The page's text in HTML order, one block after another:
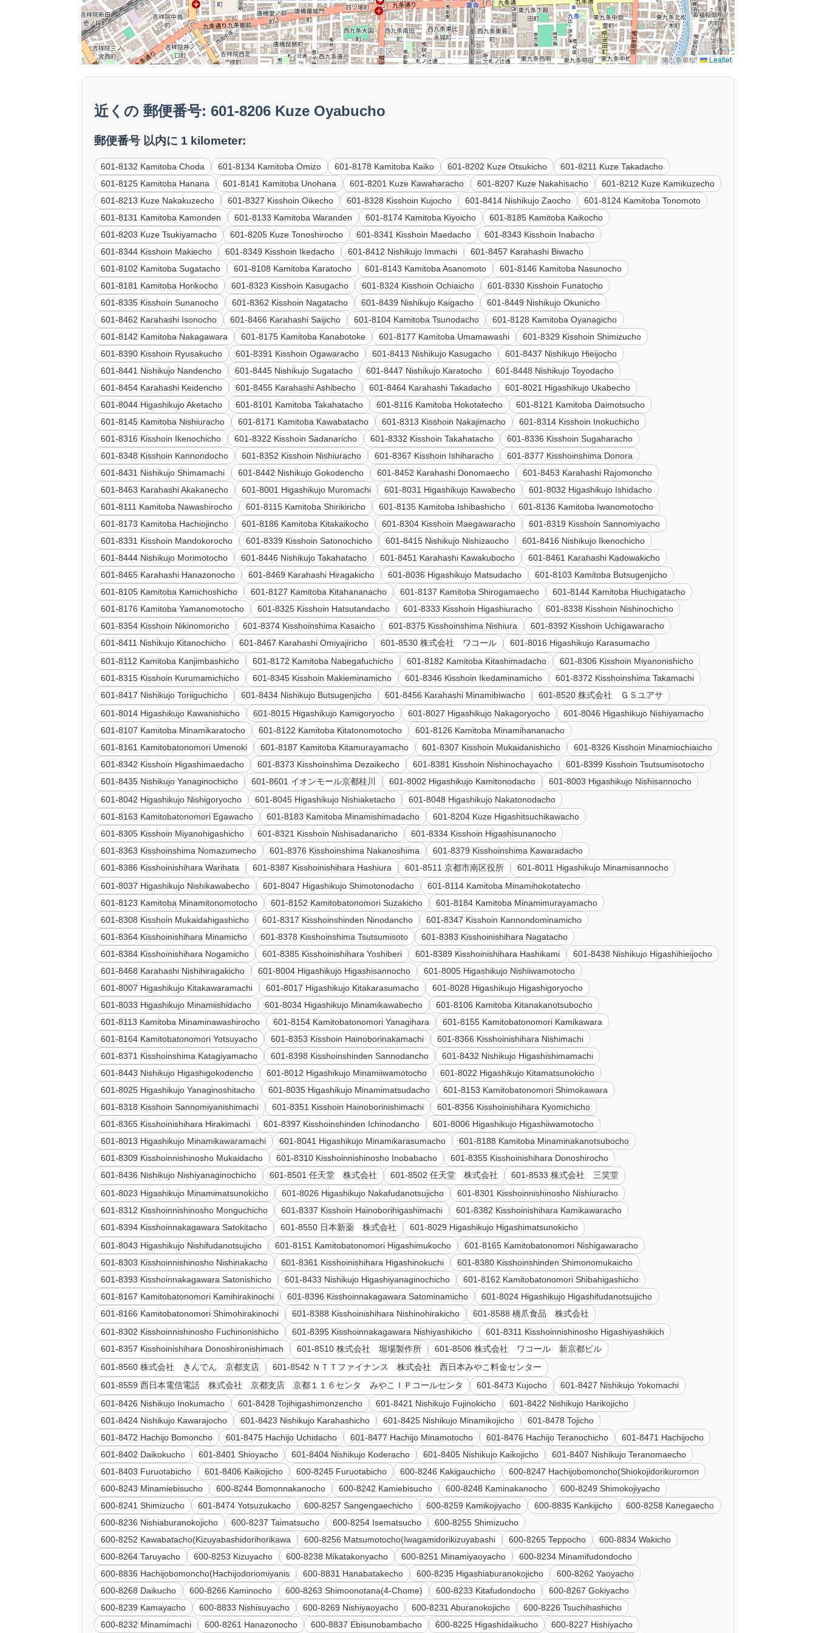
Leaflet
近くの 郵便番号: 601-8206 Kuze Oyabucho
郵便番号 以内に 1 kilometer:
601-8132 Kamitoba Choda 601-8134 Kamitoba Omizo 601-8178 Kamitoba Kaiko 601-8202 Kuze Otsukicho
601-8211 Kuze Takadacho
601-8125 Kamitoba Hanana
601-8141 Kamitoba Unohana 601-8201 Kuze Kawaharacho 601-8207 Kuze Nakahisacho
601-8212 Kuze Kamikuzecho
601-8213 Kuze Nakakuzecho
601-8327 Kisshoin Oikecho 601-8328 Kisshoin Kujocho 601-8414 Nishikujo Zaocho
601-8124 Kamitoba Tonomoto
601-8131 Kamitoba Kamonden
601-8133 Kamitoba Waranden 601-8174 Kamitoba Kiyoicho
601-8185 Kamitoba Kaikocho
601-8203 Kuze Tsukiyamacho
601-8205 Kuze Tonoshirocho 601-8341 Kisshoin Maedacho
601-8343 Kisshoin Inabacho
601-8344 Kisshoin Makiecho
601-8349 Kisshoin Ikedacho 601-8412 Nishikujo Immachi
601-8457 Karahashi Biwacho
601-8102 Kamitoba Sugatacho
601-8108 Kamitoba Karatocho 601-8143 Kamitoba Asanomoto
601-8146 Kamitoba Nasunocho
601-8181 Kamitoba Horikocho
601-8323 Kisshoin Kasugacho 601-8324 Kisshoin Ochiaicho
601-8330 Kisshoin Funatocho
601-8335 Kisshoin Sunanocho
601-8362 Kisshoin Nagatacho 601-8439 Nishikujo Kaigacho
601-8449 Nishikujo Okunicho
601-8462 Karahashi Isonocho
601-8466 Karahashi Saijicho 601-8104 Kamitoba Tsunodacho
601-8128 Kamitoba Oyanagicho
601-8142 Kamitoba Nakagawara
601-8175 Kamitoba Kanabotoke 601-8177 Kamitoba Umamawashi
601-8329 Kisshoin Shimizucho
601-8390 Kisshoin Ryusakucho
601-8391 Kisshoin Ogawaracho 601-8413 Nishikujo Kasugacho
601-8437 Nishikujo Hieijocho
601-8441 Nishikujo Nandencho
601-8445 Nishikujo Sugatacho 601-8447 Nishikujo Karatocho
601-8448 Nishikujo Toyodacho
601-8454 Karahashi Keidencho
601-8455 Karahashi Ashibecho 601-8464 Karahashi Takadacho
601-8021 Higashikujo Ukabecho
601-8044 Higashikujo Aketacho
601-8101 Kamitoba Takahatacho 601-8116 Kamitoba Hokotatecho
601-8121 Kamitoba Daimotsucho
601-8145 Kamitoba Nishiuracho
601-8171 Kamitoba Kawabatacho 601-8313 Kisshoin Nakajimacho
601-8314 Kisshoin Inokuchicho
601-8316 Kisshoin Ikenochicho
601-8322 Kisshoin Sadanaricho 601-8332 Kisshoin Takahatacho
601-8336 Kisshoin Sugaharacho
601-8348 Kisshoin Kannondocho
601-8352 Kisshoin Nishiuracho 601-8367 Kisshoin Ishiharacho
601-8377 Kisshoinshima Donora
601-8431 Nishikujo Shimamachi
601-8442 Nishikujo Gokodencho 601-8452 Karahashi Donomaecho
601-8453 Karahashi Rajomoncho
601-8463 Karahashi Akakanecho
601-8001 Higashikujo Muromachi 601-8031 Higashikujo Kawabecho
601-8032 Higashikujo Ishidacho
601-8111 Kamitoba Nawashirocho
601-8115 Kamitoba Shirikiricho 601-8135 Kamitoba Ishibashicho
601-8136 Kamitoba Iwanomotocho
601-8173 Kamitoba Hachiojincho
601-8186 Kamitoba Kitakaikocho 601-8304 Kisshoin Maegawaracho
601-8319 Kisshoin Sannomiyacho
601-8331 Kisshoin Mandokorocho
601-8339 Kisshoin Satonochicho 601-8415 Nishikujo Nishizaocho
601-8416 Nishikujo Ikenochicho
601-8444 Nishikujo Morimotocho
601-8446 Nishikujo Takahatacho 601-8451 Karahashi Kawakubocho
601-8461 Karahashi Kadowakicho
601-8465 Karahashi Hanazonocho
601-8469 Karahashi Hiragakicho 601-8036 Higashikujo Matsudacho
601-8103 Kamitoba Butsugenjicho
601-8105 Kamitoba Kamichoshicho
601-8127 Kamitoba Kitahananacho 601-8137 Kamitoba Shirogamaecho
601-8144 Kamitoba Hiuchigatacho
601-8176 Kamitoba Yamanomotocho
601-8325 Kisshoin Hatsutandacho 601-8333 Kisshoin Higashiuracho
601-8338 Kisshoin Nishinochicho
601-8354 Kisshoin Nikinomoricho
601-8374 Kisshoinshima Kasaicho 601-8375 Kisshoinshima Nishiura
601-8392 Kisshoin Uchigawaracho
601-8411 Nishikujo Kitanochicho
601-8467 Karahashi Omiyajiricho 601-8530 株式会社 ワコール
601-8016 Higashikujo Karasumacho
601-8112 Kamitoba Kanjimbashicho
601-8172 Kamitoba Nabegafuchicho 601-8182 Kamitoba Kitashimadacho
601-8306 Kisshoin Miyanonishicho
601-8315 Kisshoin Kurumamichicho
601-8345 Kisshoin Makieminamicho 601-8346 Kisshoin Ikedaminamicho
601-8372 Kisshoinshima Takamachi
601-8417 Nishikujo Toriiguchicho
601-8434 Nishikujo Butsugenjicho 601-8456 Karahashi Minamibiwacho
601-8520 株式会社 ＧＳユアサ
601-8014 Higashikujo Kawanishicho
601-8015 Higashikujo Kamigoryocho 601-8027 Higashikujo Nakagoryocho
601-8046 Higashikujo Nishiyamacho
601-8107 Kamitoba Minamikaratocho
601-8122 Kamitoba Kitatonomotocho
601-8126 Kamitoba Minamihananacho
601-8161 Kamitobatonomori Umenoki
601-8187 Kamitoba Kitamurayamacho 601-8307 Kisshoin Mukaidanishicho
601-8326 Kisshoin Minamiochiaicho
601-8342 Kisshoin Higashimaedacho
601-8373 Kisshoinshima Dezaikecho 601-8381 Kisshoin Nishinochayacho
601-8399 Kisshoin Tsutsumisotocho
601-8435 Nishikujo Yanaginochicho
601-8601 イオンモール京都桂川 601-8002 Higashikujo Kamitonodacho
601-8003 Higashikujo Nishisannocho
601-8042 Higashikujo Nishigoryocho
601-8045 Higashikujo Nishiaketacho
601-8048 Higashikujo Nakatonodacho
601-8163 Kamitobatonomori Egawacho
601-8183 Kamitoba Minamishimadacho
601-8204 Kuze Higashitsuchikawacho
601-8305 Kisshoin Miyanohigashicho
601-8321 Kisshoin Nishisadanaricho
601-8334 Kisshoin Higashisunanocho
601-8363 Kisshoinshima Nomazumecho
601-8376 Kisshoinshima Nakanoshima
601-8379 Kisshoinshima Kawaradacho
601-8386 Kisshoinishihara Warihata
601-8387 Kisshoinishihara Hashiura 601-8511 京都市南区役所
601-8011 Higashikujo Minamisannocho
601-8037 Higashikujo Nishikawabecho
601-8047 Higashikujo Shimotonodacho
601-8114 Kamitoba Minamihokotatecho
601-8123 Kamitoba Minamitonomotocho
601-8152 Kamitobatonomori Suzakicho
601-8184 Kamitoba Minamimurayamacho
601-8308 Kisshoin Mukaidahigashicho
601-8317 Kisshoinshinden Ninodancho
601-8347 Kisshoin Kannondominamicho
601-8364 Kisshoinishihara Minamicho
601-8378 Kisshoinshima Tsutsumisoto
601-8383 Kisshoinishihara Nagatacho
601-8384 Kisshoinishihara Nogamicho
601-8385 Kisshoinishihara Yoshiberi 601-8389 Kisshoinishihara Hashikami
601-8438 Nishikujo Higashihieijocho
601-8468 Karahashi Nishihiragakicho
601-8004 Higashikujo Higashisannocho
601-8005 Higashikujo Nishiiwamotocho
601-8007 Higashikujo Kitakawaramachi
601-8017 Higashikujo Kitakarasumacho
601-8028 Higashikujo Higashigoryocho
601-8033 Higashikujo Minamiishidacho
601-8034 Higashikujo Minamikawabecho
601-8106 Kamitoba Kitanakanotsubocho
601-8113 Kamitoba Minaminawashirocho
601-8154 Kamitobatonomori Yanagihara
601-8155 Kamitobatonomori Kamikawara
601-8164 Kamitobatonomori Yotsuyacho
601-8353 Kisshoin Hainoborinakamachi
601-8366 Kisshoinishihara Nishimachi
601-8371 Kisshoinshima Katagiyamacho
601-8398 Kisshoinshinden Sannodancho
601-8432 Nishikujo Higashishimamachi
601-8443 Nishikujo Higashigokodencho
601-8012 Higashikujo Minamiiwamotocho
601-8022 Higashikujo Kitamatsunokicho
601-8025 Higashikujo Yanaginoshitacho
601-8035 Higashikujo Minamimatsudacho
601-8153 Kamitobatonomori Shimokawara
601-8318 Kisshoin Sannomiyanishimachi
601-8351 Kisshoin Hainoborinishimachi
601-8356 Kisshoinishihara Kyomichicho
601-8365 Kisshoinishihara Hirakimachi
601-8397 Kisshoinshinden Ichinodancho
601-8006 Higashikujo Higashiiwamotocho
601-8013 Higashikujo Minamikawaramachi
601-8041 Higashikujo Minamikarasumacho
601-8188 Kamitoba Minaminakanotsubocho
601-8309 Kisshoinnishinosho Mukaidacho
601-8310 Kisshoinnishinosho Inobabacho
601-8355 Kisshoinishihara Donoshirocho
601-8436 Nishikujo Nishiyanaginochicho
601-8501 任天堂 株式会社 601-8502 任天堂 株式会社
601-8533 株式会社 三笑堂
601-8023 Higashikujo Minamimatsunokicho
601-8026 Higashikujo Nakafudanotsujicho
601-8301 Kisshoinnishinosho Nishiuracho
601-8312 Kisshoinnishinosho Monguchicho
601-8337 Kisshoin Hainoborihigashimachi
601-8382 Kisshoinishihara Kamikawaracho
601-8394 Kisshoinnakagawara Satokitacho
601-8550 日本新薬 株式会社
601-8029 Higashikujo Higashimatsunokicho
601-8043 Higashikujo Nishifudanotsujicho
601-8151 Kamitobatonomori Higashimukocho
601-8165 Kamitobatonomori Nishigawaracho
601-8303 Kisshoinnishinosho Nishinakacho
601-8361 Kisshoinishihara Higashinokuchi
601-8380 Kisshoinshinden Shimonomukaicho
601-8393 Kisshoinnakagawara Satonishicho
601-8433 Nishikujo Higashiyanaginochicho
601-8162 Kamitobatonomori Shibahigashicho
601-8167 Kamitobatonomori Kamihirakinochi
601-8396 Kisshoinnakagawara Satominamicho
601-8024 Higashikujo Higashifudanotsujicho
601-8166 Kamitobatonomori Shimohirakinochi
601-8388 Kisshoinishihara Nishinohirakicho
601-8588 橋爪食品 株式会社
601-8302 Kisshoinnishinosho Fuchinonishicho
601-8395 Kisshoinnakagawara Nishiyashikicho
601-8311 Kisshoinnishinosho Higashiyashikich
601-8357 Kisshoinishihara Donoshironishimach
601-8510 株式会社 堀場製作所
601-8506 株式会社 ワコール 新京都ビル
601-8560 株式会社 きんでん 京都支店
601-8542 ＮＴＴファイナンス 株式会社 西日本みやこ料金センター
601-8559 西日本電信電話 株式会社 京都支店 京都１１６センタ みやこＩＰコールセンタ
601-8473 Kujocho
601-8427 Nishikujo Yokomachi
601-8426 Nishikujo Inokumacho
601-8428 Tojihigashimonzencho 601-8421 Nishikujo Fujinokicho
601-8422 Nishikujo Harikojicho
601-8424 Nishikujo Kawarajocho
601-8423 Nishikujo Karahashicho 601-8425 Nishikujo Minamikojicho
601-8478 Tojicho
601-8472 Hachijo Bomoncho
601-8475 Hachijo Uchidacho 601-8477 Hachijo Minamotocho 601-8476 Hachijo Teranochicho
601-8471 Hachijocho
601-8402 Daikokucho
601-8401 Shioyacho 601-8404 Nishikujo Koderacho 601-8405 Nishikujo Kaikojicho
601-8407 Nishikujo Teranomaecho
601-8403 Furuotabicho
601-8406 Kaikojicho 600-8245 Furuotabicho 600-8246 Kakigauchicho
600-8247 Hachijobomoncho(Shiokojidorikuromon
600-8243 Minamiebisucho
600-8244 Bomonnakanocho 600-8242 Kamiebisucho 600-8248 Kaminakanocho
600-8249 Shimokojiyacho
600-8241 Shimizucho
601-8474 Yotsuzukacho 600-8257 Sangengaechicho 600-8259 Kamikojiyacho 600-8835 Kankijicho
600-8258 Kanegaecho
600-8236 Nishiaburanokojicho
600-8237 Taimatsucho 600-8254 Isematsucho
600-8255 Shimizucho
600-8252 Kawabatacho(Kizuyabashidorihorikawa
600-8256 Matsumotocho(Iwagamidorikizuyabashi 600-8265 Teppocho
600-8834 Wakicho
600-8264 Taruyacho
600-8253 Kizuyacho 600-8238 Mikatakonyacho 600-8251 Minamiyaoyacho
600-8234 Minamifudondocho
600-8836 Hachijobomoncho(Hachijodoriomiyanis
600-8831 Hanabatakecho 600-8235 Higashiaburanokojicho
600-8262 Yaoyacho
600-8268 Daikucho
600-8266 Kaminocho 600-8263 Shimoonotana(4-Chome) 600-8233 Kitafudondocho
600-8267 Gokiyacho
600-8239 Kamayacho
600-8833 Nishisuyacho 600-8269 Nishiyaoyacho 600-8231 Aburanokojicho
600-8226 Tsuchihashicho
600-8232 Minamimachi
600-8261 Hanazonocho 600-8837 Ebisunobambacho 600-8225 Higashidaikucho 600-8227 Hishiyacho